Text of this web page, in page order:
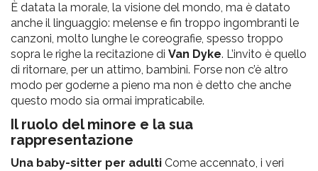
È datata la morale, la visione del mondo, ma è datato
anche il linguaggio: melense e fin troppo ingombranti le
canzoni, molto lunghe le coreografie, spesso troppo
sopra le righe la recitazione di Van Dyke. L’invito è quello
di ritornare, per un attimo, bambini. Forse non c’è altro
modo per goderne a pieno ma non è detto che anche
questo modo sia ormai impraticabile.
Il ruolo del minore e la sua
rappresentazione
Una baby-sitter per adulti Come accennato, i veri